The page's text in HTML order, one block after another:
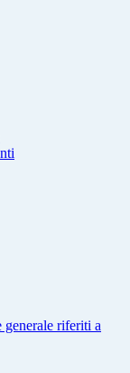
generale riferiti a